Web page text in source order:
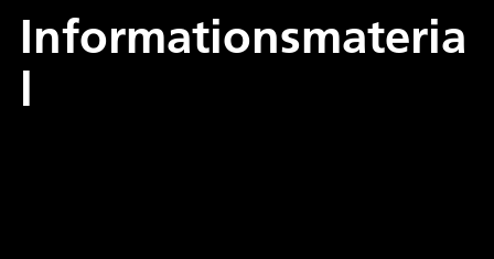
Informationsmateria
l